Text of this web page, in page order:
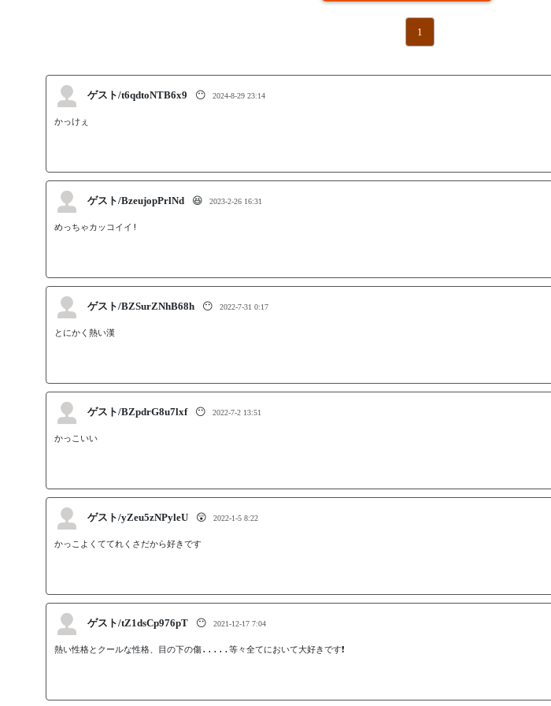
1
ゲスト/t6qdtoNTB6x9 😶 2024-8-29 23:14
かっけぇ
ゲスト/BzeujopPrlNd 😆 2023-2-26 16:31
ゲスト/BZSurZNhB68h 😶 2022-7-31 0:17
ゲスト/BZpdrG8u7lxf 😶 2022-7-2 13:51
かっこいい
ゲスト/yZeu5zNPyleU 😲 2022-1-5 8:22
かっこよくててれくさだから好きです
ゲスト/tZ1dsCp976pT 😶 2021-12-17 7:04
熱い性格とクールな性格、目の下の傷.....等々全てにおいて大好きです❗